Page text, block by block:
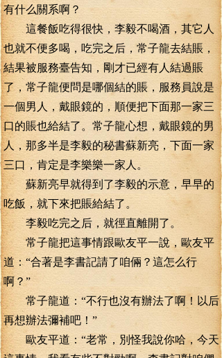
有什么關系啊？
這餐飯吃得很快，李毅不喝酒，其它人
也就不便多喝，吃完之后，常子龍去結賬，
結果被服務臺告知，剛才已經有人結過賬
了，常子龍便問是哪個結的賬，服務員說是
一個男人，戴眼鏡的，順便把下面那一家三
口的賬也給結了。常子龍心想，戴眼鏡的男
人，那多半是李毅的秘書蘇新亮，下面一家
三口，肯定是李樂樂一家人。
蘇新亮早就得到了李毅的示意，早早的
吃飯，就下來把賬給結了。
李毅吃完之后，就徑直離開了。
常子龍把這事情跟歐友平一說，歐友平
道：“合著是李書記請了咱倆？這怎么行
啊？”
常子龍道：“不行也沒有辦法了啊！以后
再想辦法彌補吧！”
歐友平道：“老常，別怪我說你哈，今天